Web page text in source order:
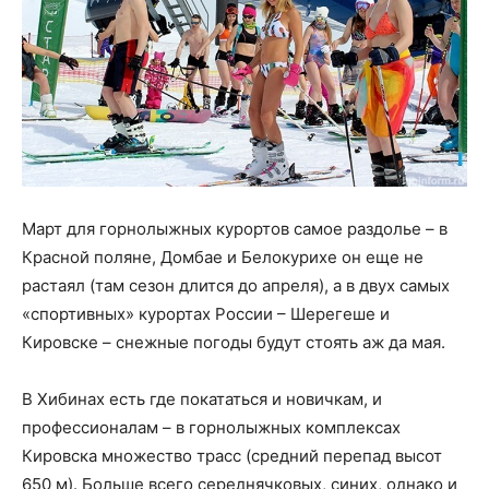
Март для горнолыжных курортов самое раздолье – в
Красной поляне, Домбае и Белокурихе он еще не
растаял (там сезон длится до апреля), а в двух самых
«спортивных» курортах России – Шерегеше и
Кировске – снежные погоды будут стоять аж да мая.
В Хибинах есть где покататься и новичкам, и
профессионалам – в горнолыжных комплексах
Кировска множество трасс (средний перепад высот
650 м). Больше всего середнячковых, синих, однако и